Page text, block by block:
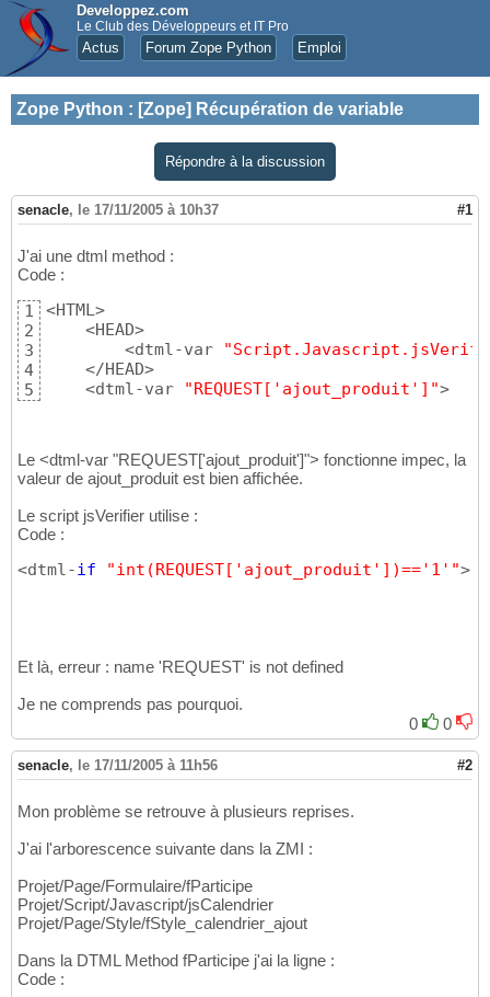
Developpez.com
Le Club des Développeurs et IT Pro
Actus Forum Zope Python Emploi
Zope Python : [Zope] Récupération de variable
Répondre à la discussion
senacle, le 17/11/2005 à 10h37 #1
J'ai une dtml method :
Code :
1
2
3
4
5
<HTML>
    <HEAD>
        <dtml-var
    </HEAD>
    <dtml-var
"REQUEST['ajout_produit']">
Le <dtml-var "REQUEST['ajout_produit']"> fonctionne impec, la
valeur de ajout_produit est bien affichée.
Le script jsVerifier utilise :
Code :
<dtml-if "int(REQUEST['ajout_produit'])=='1'">
Et là, erreur : name 'REQUEST' is not defined
Je ne comprends pas pourquoi.
0
0
senacle, le 17/11/2005 à 11h56 #2
Mon problème se retrouve à plusieurs reprises.
J'ai l'arborescence suivante dans la ZMI :
Projet/Page/Formulaire/fParticipe
Projet/Script/Javascript/jsCalendrier
Projet/Page/Style/fStyle_calendrier_ajout
Dans la DTML Method fParticipe j'ai la ligne :
Code :